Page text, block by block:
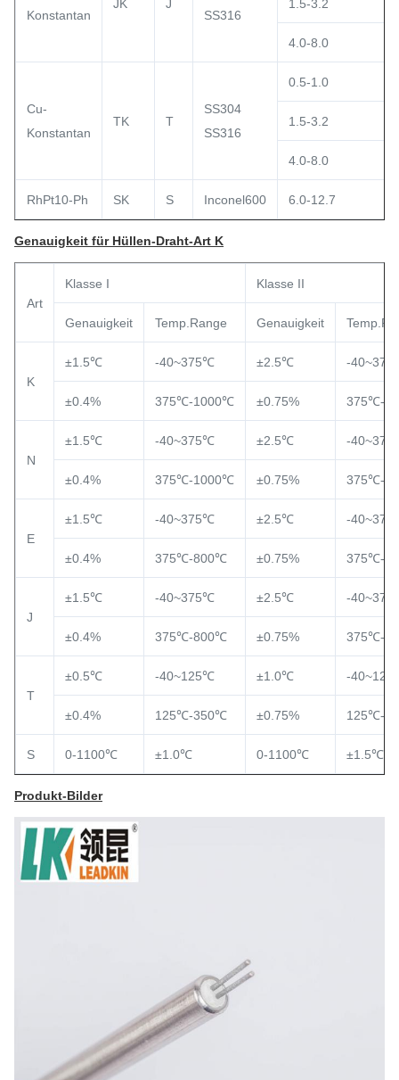
Konstantan
JK
J
SS316
1.5-3.2
4.0-8.0
Cu-
Konstantan
TK T
SS304
SS316
0.5-1.0
1.5-3.2
4.0-8.0
RhPt10-Ph SK S Inconel600 6.0-12.7
Genauigkeit für Hüllen-Draht-Art K
Art
Klasse I Klasse II
Genauigkeit Temp.Range Genauigkeit
K
±1.5℃ -40~375℃ ±2.5℃ -
±0.4% 375℃-1000℃ ±0.75% 375℃-
N
±1.5℃ -40~375℃ ±2.5℃ -
±0.4% 375℃-1000℃ ±0.75% 375℃-
E
±1.5℃ -40~375℃ ±2.5℃ -
±0.4% 375℃-800℃ ±0.75% 375℃-
J
±1.5℃ -40~375℃ ±2.5℃ -
±0.4% 375℃-800℃ ±0.75% 375℃-
T
±0.5℃ -40~125℃ ±1.0℃ -
±0.4% 125℃-350℃ ±0.75% 125℃-
S 0-1100℃ ±1.0℃ 0-1100℃ ±1.5℃
Produkt-Bilder